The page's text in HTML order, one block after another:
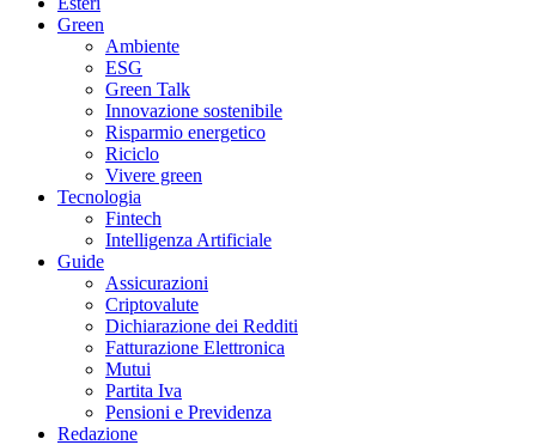
Green
Ambiente
ESG
Green Talk
Innovazione sostenibile
Risparmio energetico
Riciclo
Vivere green
Tecnologia
Fintech
Intelligenza Artificiale
Guide
Assicurazioni
Criptovalute
Dichiarazione dei Redditi
Fatturazione Elettronica
Mutui
Partita Iva
Pensioni e Previdenza
Redazione